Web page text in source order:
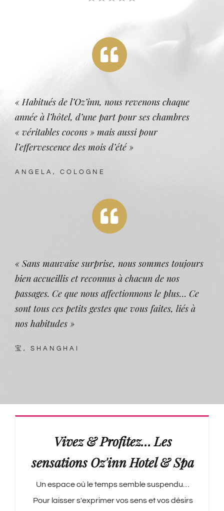
« Habitués de l’Oz’inn, nous revenons chaque
année à l’hôtel, d’une part pour ses chambres
« véritables cocons » mais aussi pour
l’effervescence des mois d’été »
ANGELA, COLOGNE
« Sans mauvaise surprise, nous sommes toujours
bien accueillis et reconnus à chacun de nos
passages. Ce que nous affectionnons le plus… Ce
sont tous ces petits gestes que vous faites, liés à
nos habitudes »
宝, SHANGHAI
Vivez & Profitez… Les
sensations Oz'inn Hotel & Spa
Un espace où le temps semble suspendu…
Pour laisser s'exprimer vos sens et vos désirs